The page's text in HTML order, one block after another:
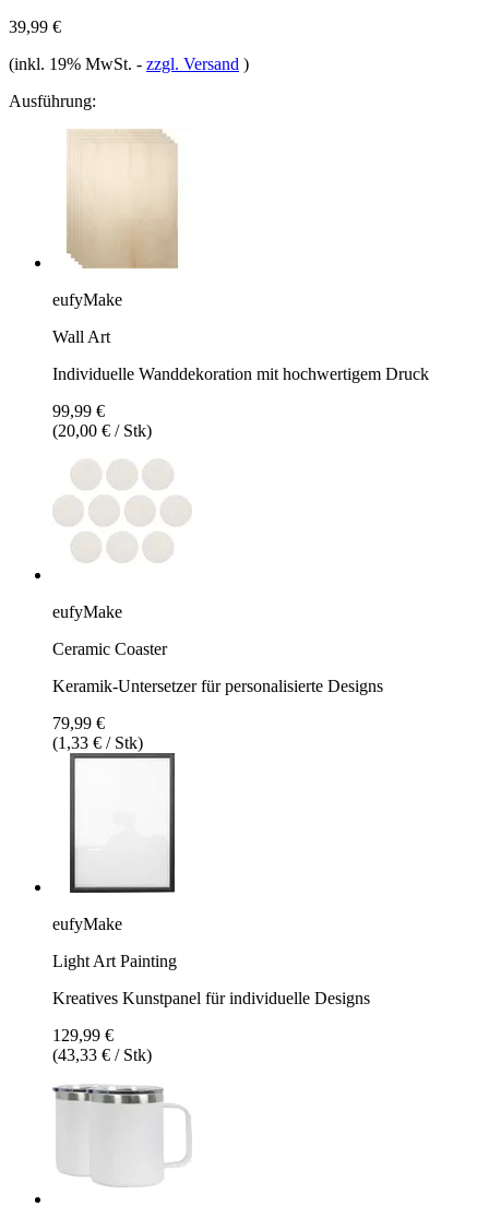
39,99 €
(inkl. 19% MwSt. - zzgl. Versand )
Ausführung:
eufyMake
Wall Art
Individuelle Wanddekoration mit hochwertigem Druck
99,99 €
(20,00 € / Stk)
eufyMake
Ceramic Coaster
Keramik-Untersetzer für personalisierte Designs
79,99 €
(1,33 € / Stk)
eufyMake
Light Art Painting
Kreatives Kunstpanel für individuelle Designs
129,99 €
(43,33 € / Stk)